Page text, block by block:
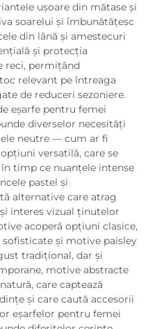
ușoare din mătase și
soarelui și îmbunătățesc
din lână și amestecuri
și protecția
reci, permițând
relevant pe întreaga
de reduceri sezoniere.
eșarfe pentru femei
diverselor necesități
neutre — cum ar fi
versatilă, care se
timp ce nuanțele intense
pastel și
alternative care atrag
interes vizual ținutelor
acoperă opțiuni clasice,
și motive paisley
tradițional, dar și
motive abstracte
care captează
și care caută accesorii
eșarfelor pentru femei